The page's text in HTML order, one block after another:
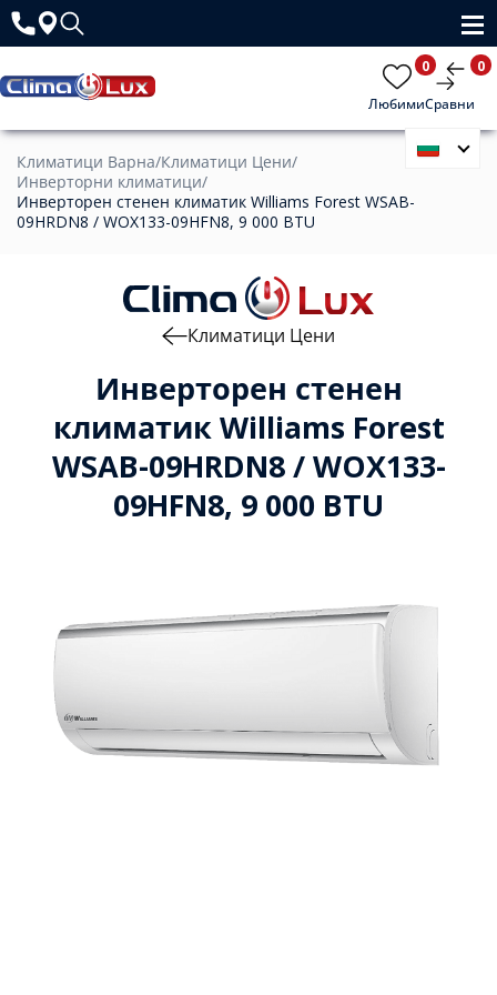
Любими
0
Сравни
0
Климатици Варна/Климатици Цени/
Инверторни климатици/
Инверторен стенен климатик Williams Forest WSAB-
09HRDN8 / WOX133-09HFN8, 9 000 BTU
Инверторен стенен
климатик Williams Forest
WSAB-09HRDN8 / WOX133-
09HFN8, 9 000 BTU
Климатици Цени